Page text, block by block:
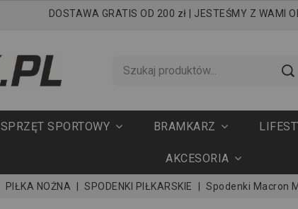
DOSTAWA GRATIS OD 200 zł | JESTEŚMY Z WAMI
SPRZĘT SPORTOWY BRAMKARZ
AKCESORIA
PIŁKA NOŻNA SPODENKI PIŁKARSKIE Spodenki Macron